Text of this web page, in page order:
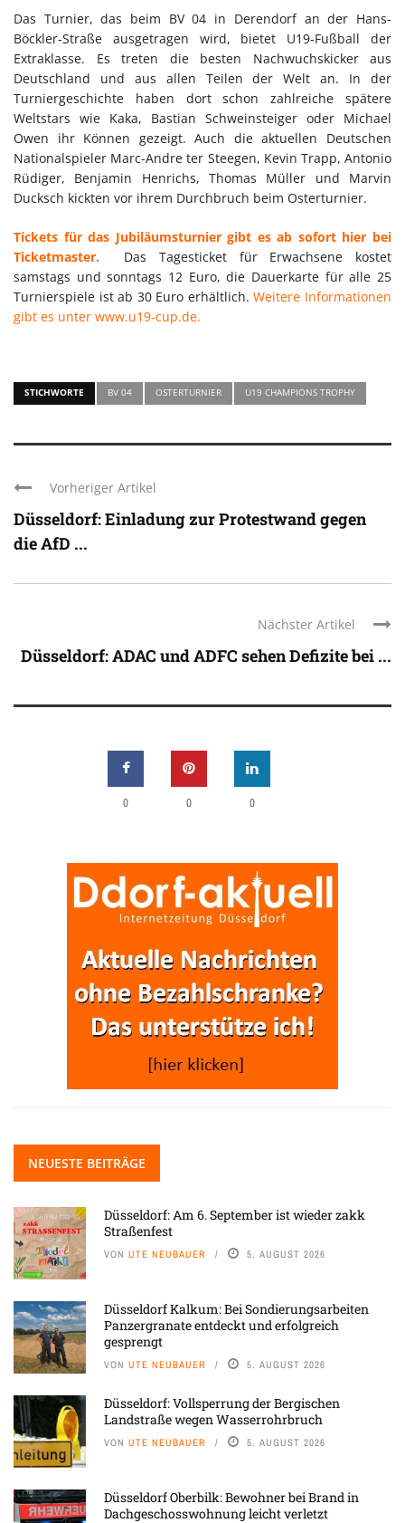
Das Turnier, das beim BV 04 in Derendorf an der Hans-
Böckler-Straße ausgetragen wird, bietet U19-Fußball der
Extraklasse. Es treten die besten Nachwuchskicker aus
Deutschland und aus allen Teilen der Welt an. In der
Turniergeschichte haben dort schon zahlreiche spätere
Weltstars wie Kaka, Bastian Schweinsteiger oder Michael
Owen ihr Können gezeigt. Auch die aktuellen Deutschen
Nationalspieler Marc-Andre ter Steegen, Kevin Trapp, Antonio
Rüdiger, Benjamin Henrichs, Thomas Müller und Marvin
Ducksch kickten vor ihrem Durchbruch beim Osterturnier.
Tickets für das Jubiläumsturnier gibt es ab sofort hier bei
Ticketmaster.
Das Tagesticket für Erwachsene kostet
samstags und sonntags 12 Euro, die Dauerkarte für alle 25
Turnierspiele ist ab 30 Euro erhältlich.Weitere Informationen
gibt es unter www.u19-cup.de.
STICHWORTE BV 04 OSTERTURNIER U19 CHAMPIONS TROPHY
Vorheriger Artikel
Düsseldorf: Einladung zur Protestwand gegen
die AfD ...
Nächster Artikel
Düsseldorf: ADAC und ADFC sehen Defizite bei ...
0 0 0
NEUESTE BEITRÄGE
Düsseldorf: Am 6. September ist wieder zakk
Straßenfest
VON UTE NEUBAUER 5. AUGUST 2026
Düsseldorf Kalkum: Bei Sondierungsarbeiten
Panzergranate entdeckt und erfolgreich
gesprengt
VON UTE NEUBAUER 5. AUGUST 2026
Düsseldorf: Vollsperrung der Bergischen
Landstraße wegen Wasserrohrbruch
VON UTE NEUBAUER 5. AUGUST 2026
Düsseldorf Oberbilk: Bewohner bei Brand in
Dachgeschosswohnung leicht verletzt